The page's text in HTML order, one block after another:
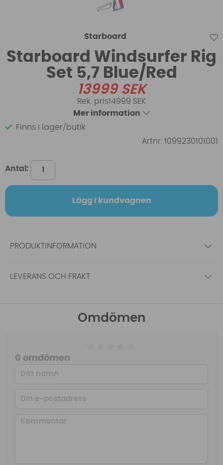
Starboard
Starboard Windsurfer Rig
Set 5,7 Blue/Red
13999SEK
14999 SEK
Mer information
Finns i lager/butik
Artnr: 1099230101001
Antal:
Lägg i kundvagnen
PRODUKTINFORMATION
LEVERANS OCH FRAKT
Omdömen
0 omdömen